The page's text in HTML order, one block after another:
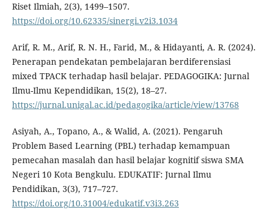
Riset Ilmiah, 2(3), 1499–1507.
https://doi.org/10.62335/sinergi.v2i3.1034
Arif, R. M., Arif, R. N. H., Farid, M., & Hidayanti, A. R. (2024).
Penerapan pendekatan pembelajaran berdiferensiasi
mixed TPACK terhadap hasil belajar. PEDAGOGIKA: Jurnal
Ilmu-Ilmu Kependidikan, 15(2), 18–27.
https://jurnal.unigal.ac.id/pedagogika/article/view/13768
Asiyah, A., Topano, A., & Walid, A. (2021). Pengaruh
Problem Based Learning (PBL) terhadap kemampuan
pemecahan masalah dan hasil belajar kognitif siswa SMA
Negeri 10 Kota Bengkulu. EDUKATIF: Jurnal Ilmu
Pendidikan, 3(3), 717–727.
https://doi.org/10.31004/edukatif.v3i3.263